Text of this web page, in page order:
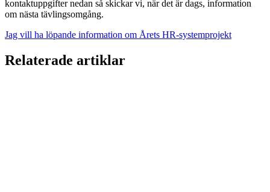
kontaktuppgifter nedan så skickar vi, när det är dags, information
om nästa tävlingsomgång.
Jag vill ha löpande information om Årets HR-systemprojekt
Relaterade artiklar